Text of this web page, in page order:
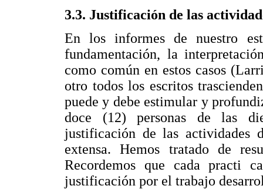
3.3. Justificación de las
En los informes de nuestro
fundamentación, la
como común en estos casos
otro todos los escritos
puede y debe estimular y
doce (12) personas de las
justificación de las actividades
extensa. Hemos tratado de
Recordemos que cada practi
justificación por el trabajo